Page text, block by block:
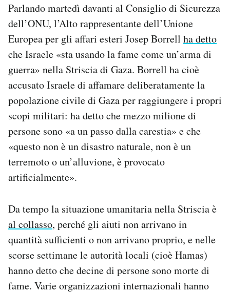
AREA PERSONALE
Area Personale
Newsletter
Notifiche mobile
Regala il Post
Hai bisogno di aiuto?
Esci
Parlando martedì davanti al Consiglio di Sicurezza
dell’ONU, l’Alto rappresentante dell’Unione
Europea per gli affari esteri Josep Borrell ha detto
che Israele «sta usando la fame come un’arma di
guerra» nella Striscia di Gaza. Borrell ha cioè
accusato Israele di affamare deliberatamente la
popolazione civile di Gaza per raggiungere i propri
scopi militari: ha detto che mezzo milione di
persone sono «a un passo dalla carestia» e che
«questo non è un disastro naturale, non è un
terremoto o un’alluvione, è provocato
artificialmente».
Da tempo la situazione umanitaria nella Striscia è
al collasso, perché gli aiuti non arrivano in
quantità sufficienti o non arrivano proprio, e nelle
scorse settimane le autorità locali (cioè Hamas)
hanno detto che decine di persone sono morte di
fame. Varie organizzazioni internazionali hanno